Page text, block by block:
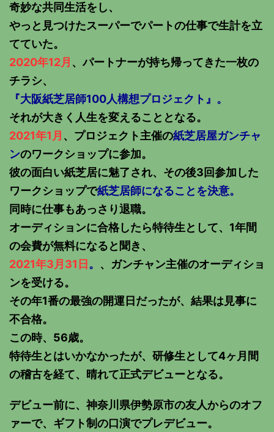
奇妙な共同生活をし、
やっと見つけたスーパーでパートの仕事で生計を立
てていた。
2020年12月 、パートナーが持ち帰ってきた一枚の
チラシ、
『大阪紙芝居師100人構想プロジェクト』。
それが大きく人生を変えることとなる。
2021年1月 、プロジェクト主催の紙芝居屋ガンチャ
ンのワークショップに参加。
彼の面白い紙芝居に魅了され、その後3回参加した
ワークショップで紙芝居師になることを決意。
同時に仕事もあっさり退職。
オーディションに合格したら特待生として、1年間
の会費が無料になると聞き、
2021年3月31日 。 、ガンチャン主催のオーディショ
ンを受ける。
その年1番の最強の開運日だったが、結果は見事に
不合格。
この時、56歳。
特待生とはいかなかったが、研修生として4ヶ月間
の稽古を経て、晴れて正式デビューとなる。
デビュー前に、神奈川県伊勢原市の友人からのオフ
ァーで、ギフト制の口演でプレデビュー。